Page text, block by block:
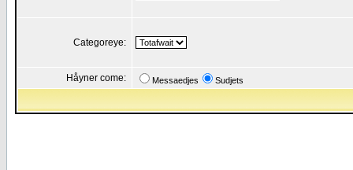
Categoreye:
Håyner come: Messaedjes Sudjets